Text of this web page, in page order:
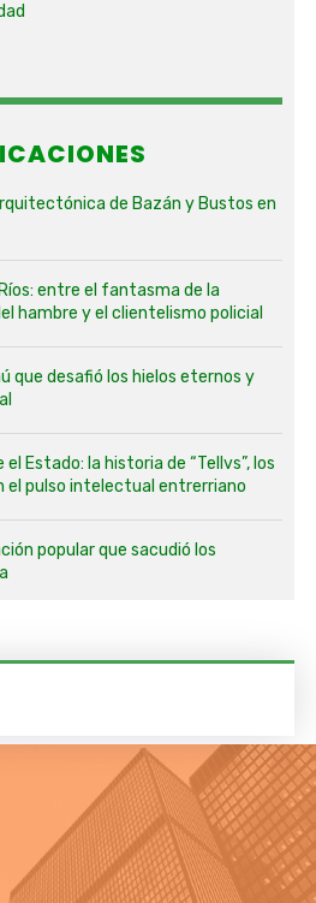
de Bazán y Bustos en
entre el fantasma de la
hambre y el clientelismo policial
que desafió los hielos eternos y
Estado: la historia de “Tellvs”, los
el pulso intelectual entrerriano
popular que sacudió los